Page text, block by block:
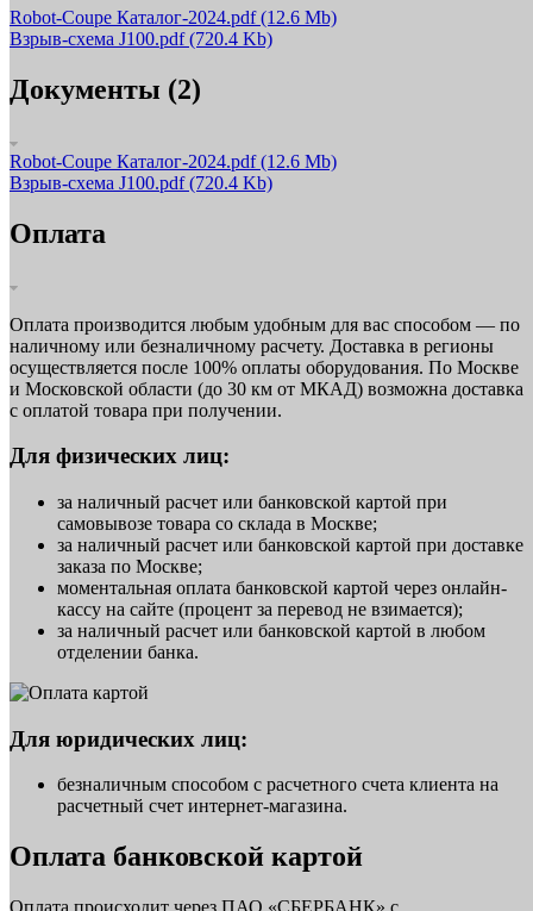
Robot-Coupe Каталог-2024.pdf(12.6 Mb)
Взрыв-схема J100.pdf(720.4 Kb)
Документы (2)
Robot-Coupe Каталог-2024.pdf(12.6 Mb)
Взрыв-схема J100.pdf(720.4 Kb)
Оплата
Оплата производится любым удобным для вас способом — по
наличному или безналичному расчету. Доставка в регионы
осуществляется после 100% оплаты оборудования. По Москве
и Московской области (до 30 км от МКАД) возможна доставка
с оплатой товара при получении.
Для физических лиц:
за наличный расчет или банковской картой при
самовывозе товара со склада в Москве;
за наличный расчет или банковской картой при доставке
заказа по Москве;
моментальная оплата банковской картой через онлайн-
кассу на сайте (процент за перевод не взимается);
за наличный расчет или банковской картой в любом
отделении банка.
Для юридических лиц:
безналичным способом с расчетного счета клиента на
расчетный счет интернет-магазина.
Оплата банковской картой